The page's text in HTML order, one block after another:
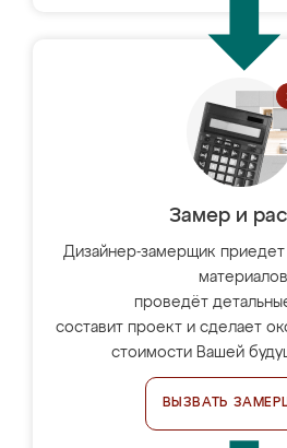
Замер и
Дизайнер-замерщик приедет
проведёт
составит проект и сделает
стоимости Вашей
ВЫЗВАТЬ